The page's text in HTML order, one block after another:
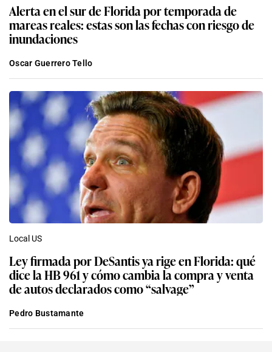
Alerta en el sur de Florida por temporada de
mareas reales: estas son las fechas con riesgo de
inundaciones
Oscar Guerrero Tello
Local US
Ley firmada por DeSantis ya rige en Florida: qué
dice la HB 961 y cómo cambia la compra y venta
de autos declarados como “salvage”
Pedro Bustamante